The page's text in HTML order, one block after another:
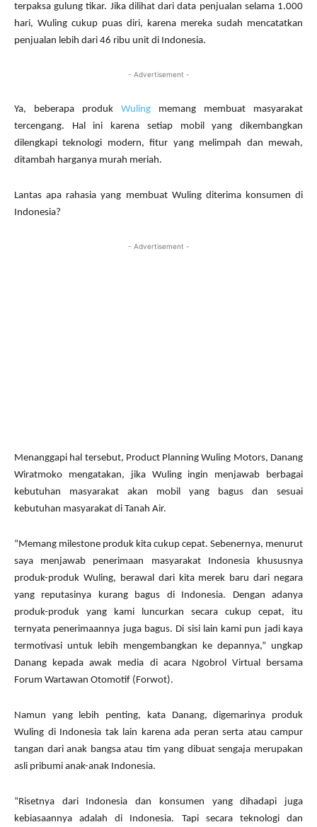
terpaksa gulung tikar. Jika dilihat dari data penjualan selama 1.000
hari, Wuling cukup puas diri, karena mereka sudah mencatatkan
penjualan lebih dari 46 ribu unit di Indonesia.
- Advertisement -
Ya, beberapa produk Wuling memang membuat masyarakat
tercengang. Hal ini karena setiap mobil yang dikembangkan
dilengkapi teknologi modern, fitur yang melimpah dan mewah,
ditambah harganya murah meriah.
Lantas apa rahasia yang membuat Wuling diterima konsumen di
Indonesia?
- Advertisement -
Menanggapi hal tersebut, Product Planning Wuling Motors, Danang
Wiratmoko mengatakan, jika Wuling ingin menjawab berbagai
kebutuhan masyarakat akan mobil yang bagus dan sesuai
kebutuhan masyarakat di Tanah Air.
“Memang milestone produk kita cukup cepat. Sebenernya, menurut
saya menjawab penerimaan masyarakat Indonesia khususnya
produk-produk Wuling, berawal dari kita merek baru dari negara
yang reputasinya kurang bagus di Indonesia. Dengan adanya
produk-produk yang kami luncurkan secara cukup cepat, itu
ternyata penerimaannya juga bagus. Di sisi lain kami pun jadi kaya
termotivasi untuk lebih mengembangkan ke depannya,” ungkap
Danang kepada awak media di acara Ngobrol Virtual bersama
Forum Wartawan Otomotif (Forwot).
Namun yang lebih penting, kata Danang, digemarinya produk
Wuling di Indonesia tak lain karena ada peran serta atau campur
tangan dari anak bangsa atau tim yang dibuat sengaja merupakan
asli pribumi anak-anak Indonesia.
“Risetnya dari Indonesia dan konsumen yang dihadapi juga
kebiasaannya adalah di Indonesia. Tapi secara teknologi dan